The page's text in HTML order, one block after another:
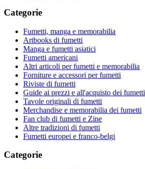
Categorie
Fumetti, manga e memorabilia
Artbooks di fumetti
Manga e fumetti asiatici
Fumetti americani
Altri articoli per fumetti e memorabilia
Forniture e accessori per fumetti
Riviste di fumetti
Guide ai prezzi e all'acquisto dei fumetti
Tavole originali di fumetti
Merchandise e memorabilia dei fumetti
Fan club di fumetti e Zine
Altre tradizioni di fumetti
Fumetti europei e franco-belgi
Categorie